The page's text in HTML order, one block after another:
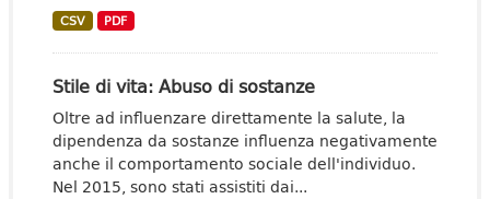
CSV PDF
Stile di vita: Abuso di sostanze
Oltre ad influenzare direttamente la salute, la
dipendenza da sostanze influenza negativamente
anche il comportamento sociale dell'individuo.
Nel 2015, sono stati assistiti dai...